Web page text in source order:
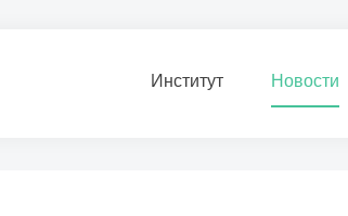
Институт Новости